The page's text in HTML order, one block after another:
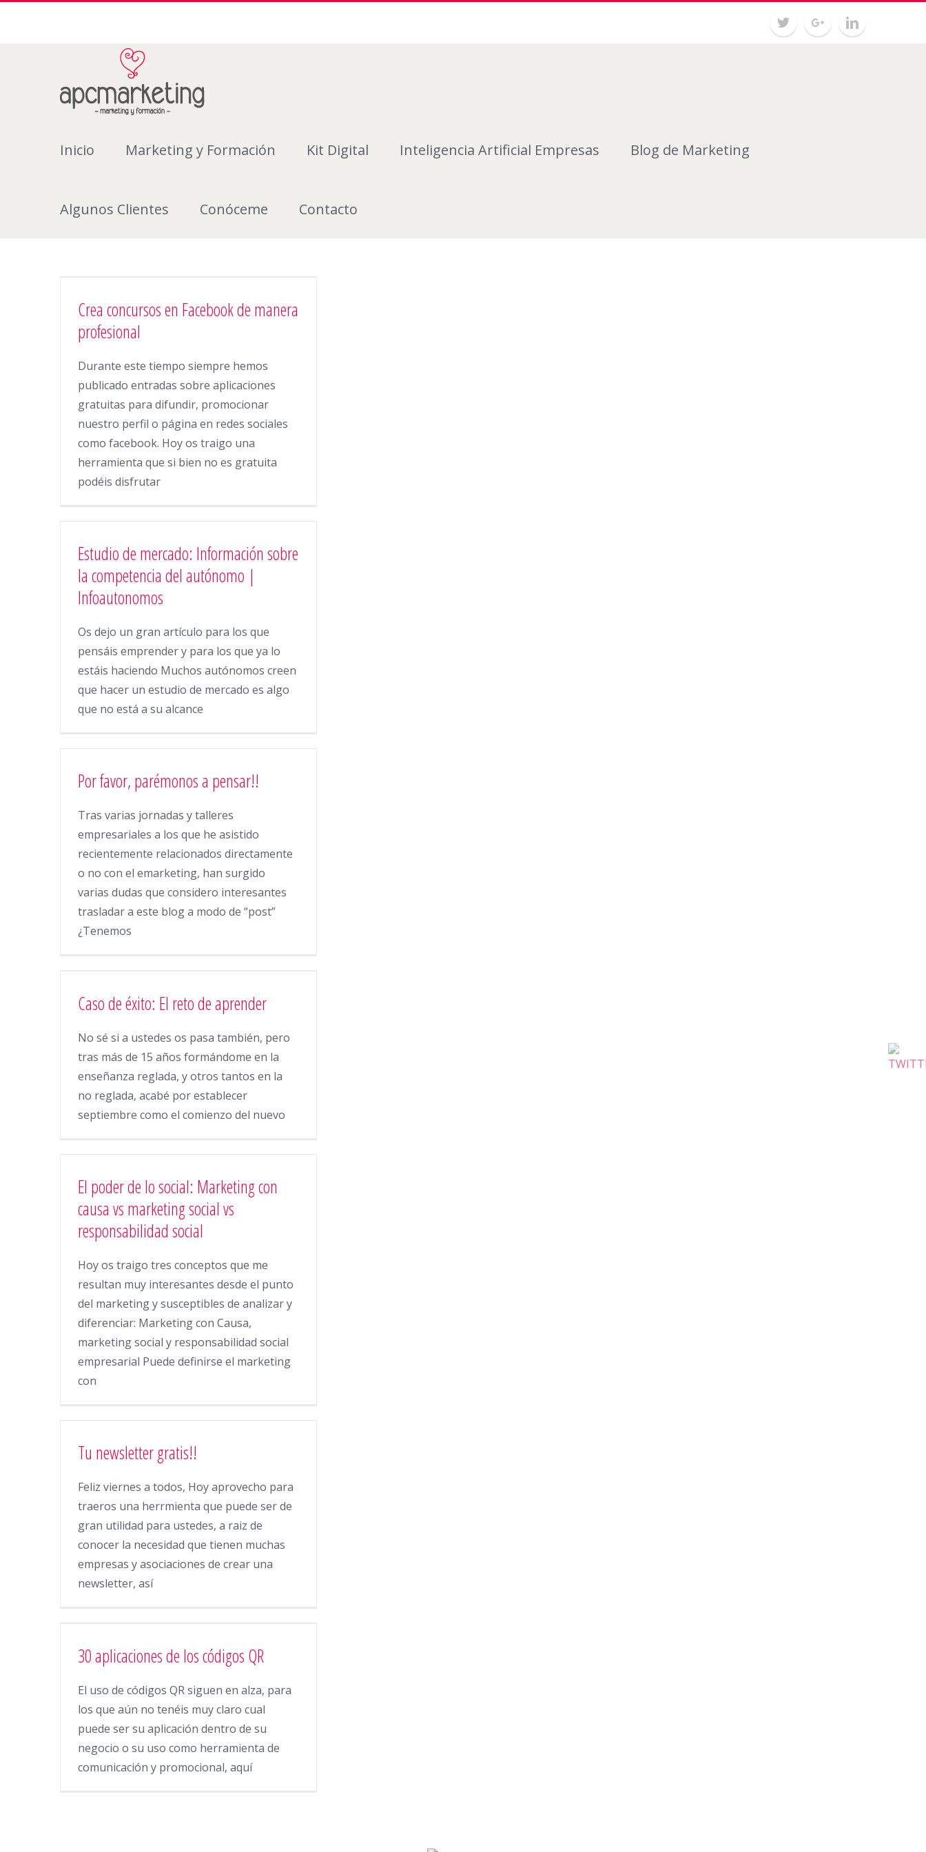
Inicio Marketing y Formación Kit Digital Inteligencia Artificial Empresas Blog de Marketing
Algunos Clientes Conóceme Contacto
Crea concursos en Facebook de manera
profesional
Durante este tiempo siempre hemos
publicado entradas sobre aplicaciones
gratuitas para difundir, promocionar
nuestro perfil o página en redes sociales
como facebook. Hoy os traigo una
herramienta que si bien no es gratuita
podéis disfrutar
Estudio de mercado: Información sobre
la competencia del autónomo |
Infoautonomos
Os dejo un gran artículo para los que
pensáis emprender y para los que ya lo
estáis haciendo Muchos autónomos creen
que hacer un estudio de mercado es algo
que no está a su alcance
Por favor, parémonos a pensar!!
Tras varias jornadas y talleres
empresariales a los que he asistido
recientemente relacionados directamente
o no con el emarketing, han surgido
varias dudas que considero interesantes
trasladar a este blog a modo de “post”
¿Tenemos
Caso de éxito: El reto de aprender
No sé si a ustedes os pasa también, pero
tras más de 15 años formándome en la
enseñanza reglada, y otros tantos en la
no reglada, acabé por establecer
septiembre como el comienzo del nuevo
El poder de lo social: Marketing con
causa vs marketing social vs
responsabilidad social
Hoy os traigo tres conceptos que me
resultan muy interesantes desde el punto
del marketing y susceptibles de analizar y
diferenciar: Marketing con Causa,
marketing social y responsabilidad social
empresarial Puede definirse el marketing
con
Tu newsletter gratis!!
Feliz viernes a todos, Hoy aprovecho para
traeros una herrmienta que puede ser de
gran utilidad para ustedes, a raiz de
conocer la necesidad que tienen muchas
empresas y asociaciones de crear una
newsletter, así
30 aplicaciones de los códigos QR
El uso de códigos QR siguen en alza, para
los que aún no tenéis muy claro cual
puede ser su aplicación dentro de su
negocio o su uso como herramienta de
comunicación y promocional, aquí